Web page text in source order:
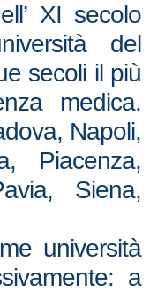
XI secolo
del
secoli il più
medica.
Napoli,
Piacenza,
Siena,
università
a